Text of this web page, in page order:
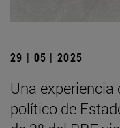
29 | 05 | 2025
Una experiencia
político de